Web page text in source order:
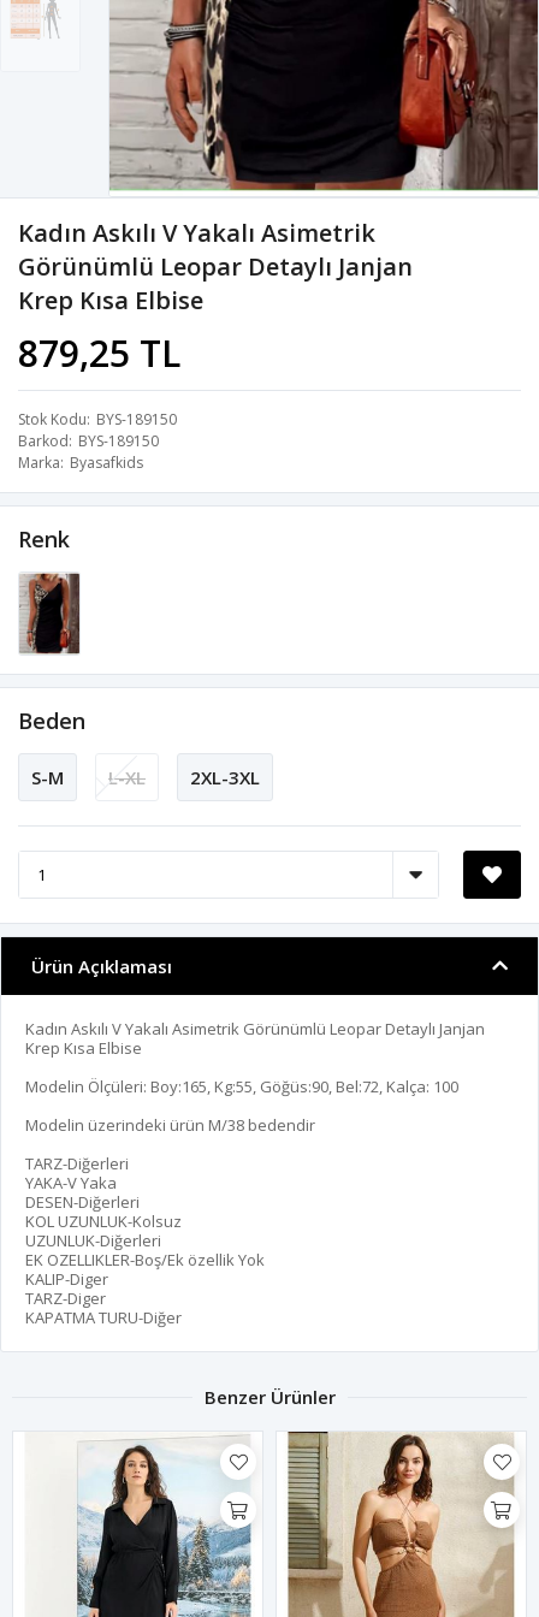
Kadın Askılı V Yakalı Asimetrik
Görünümlü Leopar Detaylı Janjan
Krep Kısa Elbise
879,25 TL
Stok Kodu BYS-189150
Barkod BYS-189150
Marka Byasafkids
Renk
Beden
S-M L-XL 2XL-3XL
Ürün Açıklaması
Kadın Askılı V Yakalı Asimetrik Görünümlü Leopar Detaylı Janjan
Krep Kısa Elbise
Modelin Ölçüleri: Boy:165, Kg:55, Göğüs:90, Bel:72, Kalça: 100
Modelin üzerindeki ürün M/38 bedendir
TARZ-Diğerleri
YAKA-V Yaka
DESEN-Diğerleri
KOL UZUNLUK-Kolsuz
UZUNLUK-Diğerleri
EK OZELLIKLER-Boş/Ek özellik Yok
KALIP-Diger
TARZ-Diger
KAPATMA TURU-Diğer
Benzer Ürünler